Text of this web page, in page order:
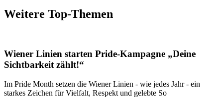
Weitere Top-Themen
Wiener Linien starten Pride-Kampagne „Deine
Sichtbarkeit zählt!“
Im Pride Month setzen die Wiener Linien - wie jedes Jahr - ein
starkes Zeichen für Vielfalt, Respekt und gelebte So